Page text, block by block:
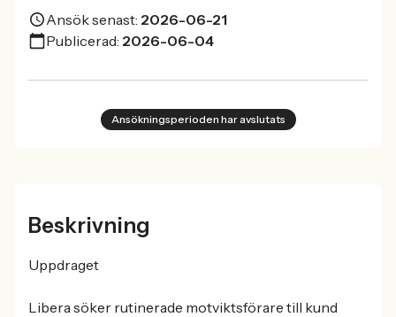
Ansök senast: 2026-06-21
Publicerad: 2026-06-04
Ansökningsperioden har avslutats
Beskrivning
Uppdraget
Libera söker rutinerade motviktsförare till kund